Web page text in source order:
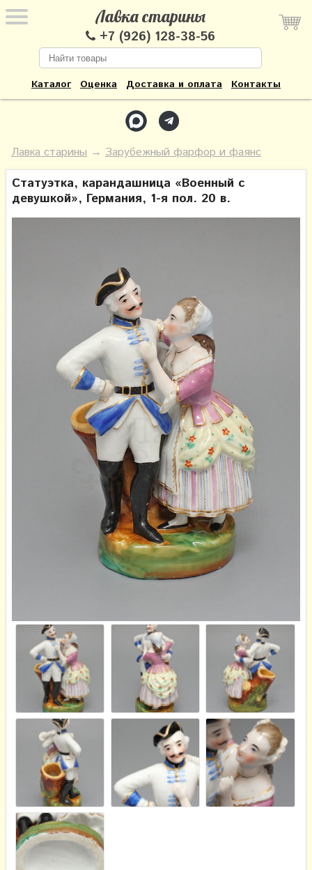
Лавка старины
+7 (926) 128-38-56
Каталог Оценка Доставка и оплата Контакты
Лавка старины → Зарубежный фарфор и фаянс
Статуэтка, карандашница «Военный с
девушкой», Германия, 1-я пол. 20 в.